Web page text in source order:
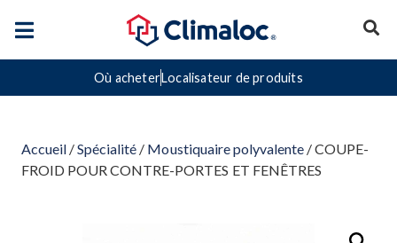
Où acheterLocalisateur de produits
Accueil /Spécialité / Moustiquaire polyvalente/ COUPE-
FROID POUR CONTRE-PORTES ET FENÊTRES